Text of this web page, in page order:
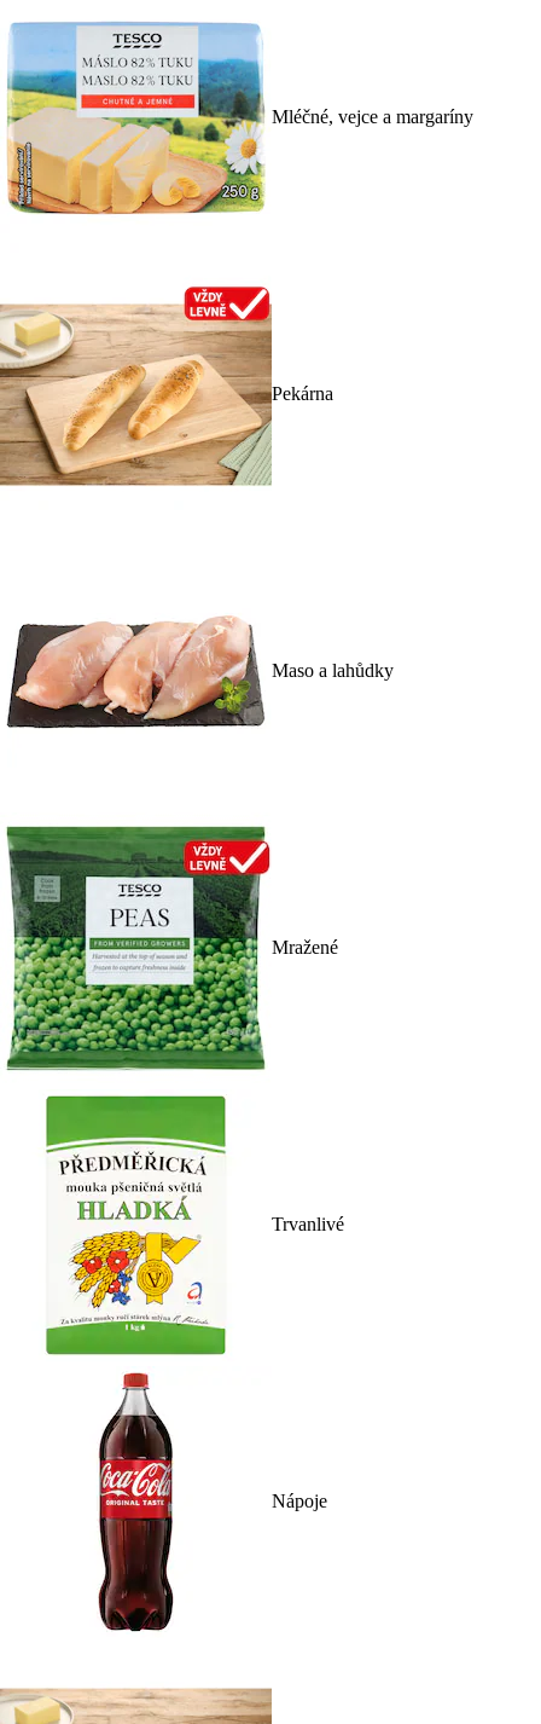
Mléčné, vejce a margaríny
Pekárna
Maso a lahůdky
Mražené
Trvanlivé
Nápoje